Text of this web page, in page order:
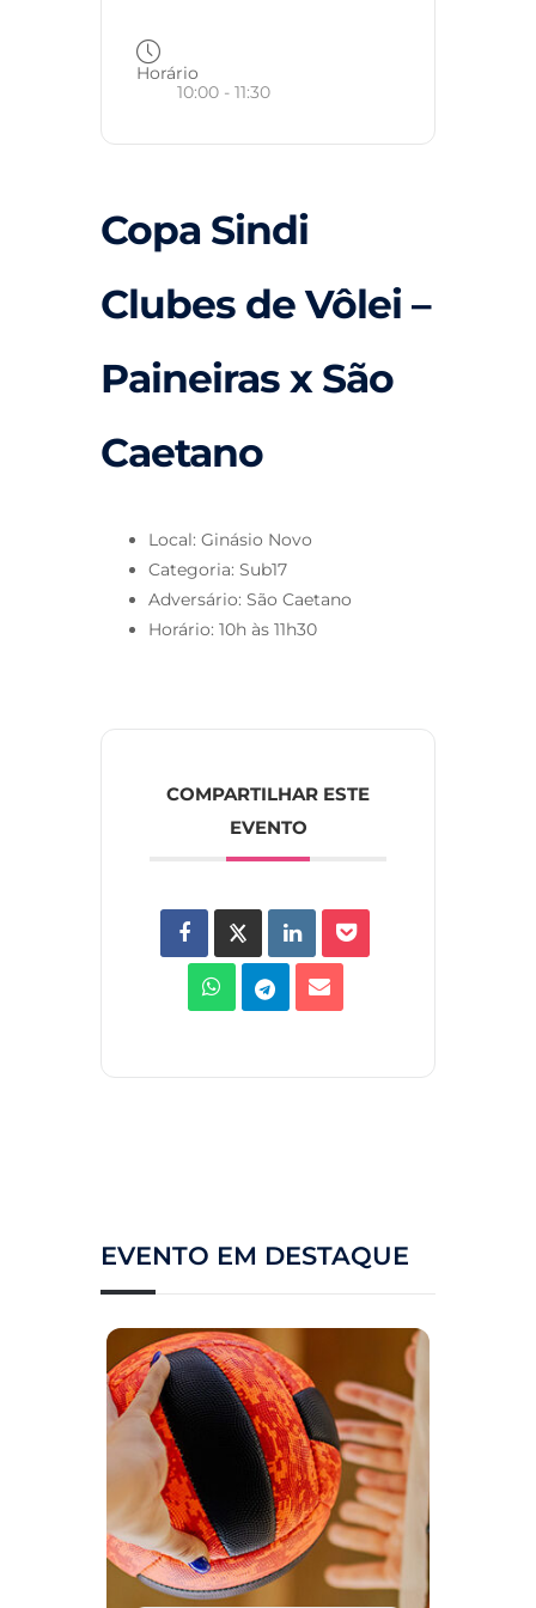
Horário
10:00 - 11:30
Copa Sindi
Clubes de Vôlei –
Paineiras x São
Caetano
Local: Ginásio Novo
Categoria: Sub17
Adversário: São Caetano
Horário: 10h às 11h30
COMPARTILHAR ESTE
EVENTO
EVENTO EM DESTAQUE